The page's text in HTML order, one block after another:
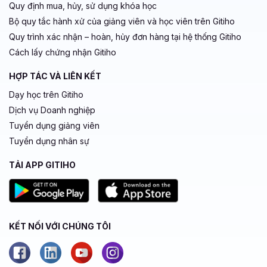
Quy định mua, hủy, sử dụng khóa học
Bộ quy tắc hành xử của giảng viên và học viên trên Gitiho
Quy trình xác nhận – hoàn, hủy đơn hàng tại hệ thống Gitiho
Cách lấy chứng nhận Gitiho
HỢP TÁC VÀ LIÊN KẾT
Dạy học trên Gitiho
Dịch vụ Doanh nghiệp
Tuyển dụng giảng viên
Tuyển dụng nhân sự
TẢI APP GITIHO
KẾT NỐI VỚI CHÚNG TÔI